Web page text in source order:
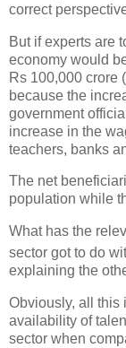
correct
But if experts are
economy would
Rs 100,000 crore
because the
government
increase in the
teachers, banks
The net
population while
What has the
sector got to do
explaining the
Obviously, all this
availability of
sector when